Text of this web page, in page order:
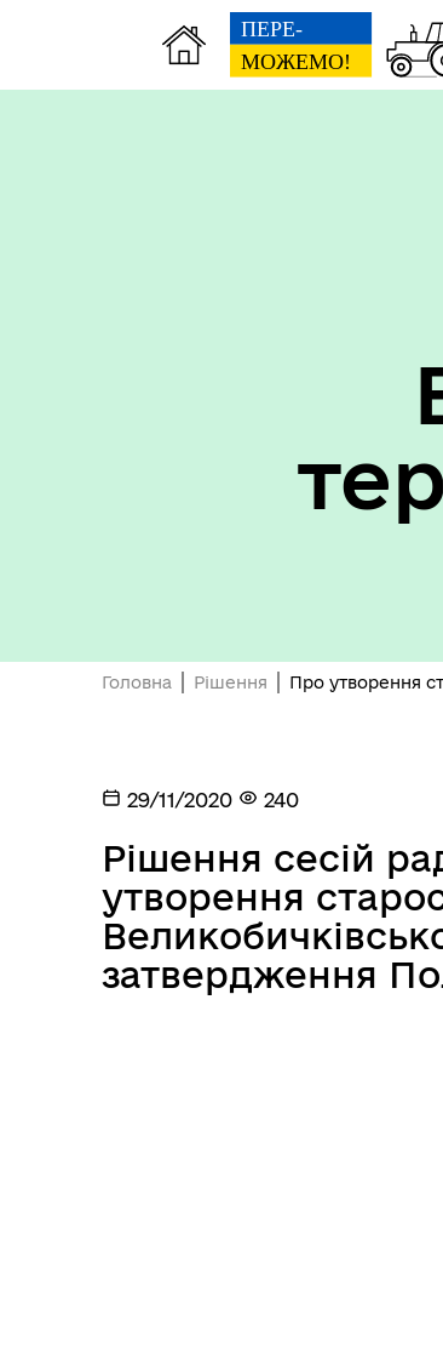
Герої не вмирають
Головна Рішення Про утворення
29/11/2020 240
Рішення сесій
утворення
затвердження